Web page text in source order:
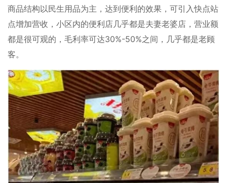
商品结构以民生用品为主，达到便利的效果，可引入快点站
点增加营收，小区内的便利店几乎都是夫妻老婆店，营业额
都是很可观的，毛利率可达30%-50%之间，几乎都是老顾
客。